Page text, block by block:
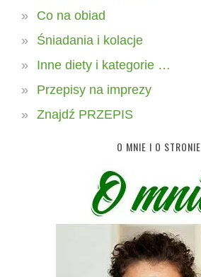
Co na obiad
Śniadania i kolacje
Inne diety i kategorie …
Przepisy na imprezy
Znajdź PRZEPIS
O MNIE I O STRONIE